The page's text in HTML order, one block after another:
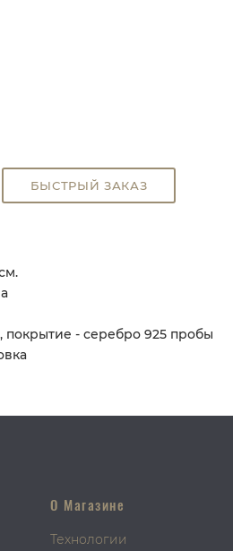
БЫСТРЫЙ ЗАКАЗ
покрытие - серебро 925 пробы
О Магазине
Технологии